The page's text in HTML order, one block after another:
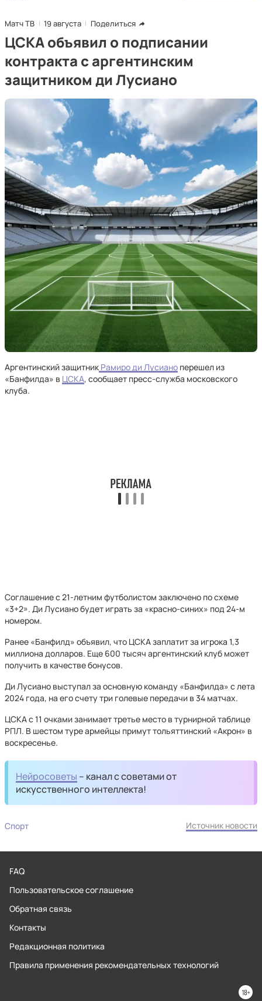
Матч ТВ 19 августа Поделиться
ЦСКА объявил о подписании
контракта с аргентинским
защитником ди Лусиано
Аргентинский защитник Рамиро ди Лусиано перешел из
«Банфилда» в ЦСКА, сообщает пресс‑служба московского
клуба.
Соглашение с 21‑летним футболистом заключено по схеме
«3+2». Ди Лусиано будет играть за «красно‑синих» под 24‑м
номером.
Ранее «Банфилд» объявил, что ЦСКА заплатит за игрока 1,3
миллиона долларов. Еще 600 тысяч аргентинский клуб может
получить в качестве бонусов.
Ди Лусиано выступал за основную команду «Банфилда» с лета
2024 года, на его счету три голевые передачи в 34 матчах.
ЦСКА с 11 очками занимает третье место в турнирной таблице
РПЛ. В шестом туре армейцы примут тольяттинский «Акрон» в
воскресенье.
Нейросоветы – канал с советами от
искусственного интеллекта!
Спорт Источник новости
FAQ
Пользовательское соглашение
Обратная связь
Контакты
Редакционная политика
Правила применения рекомендательных технологий